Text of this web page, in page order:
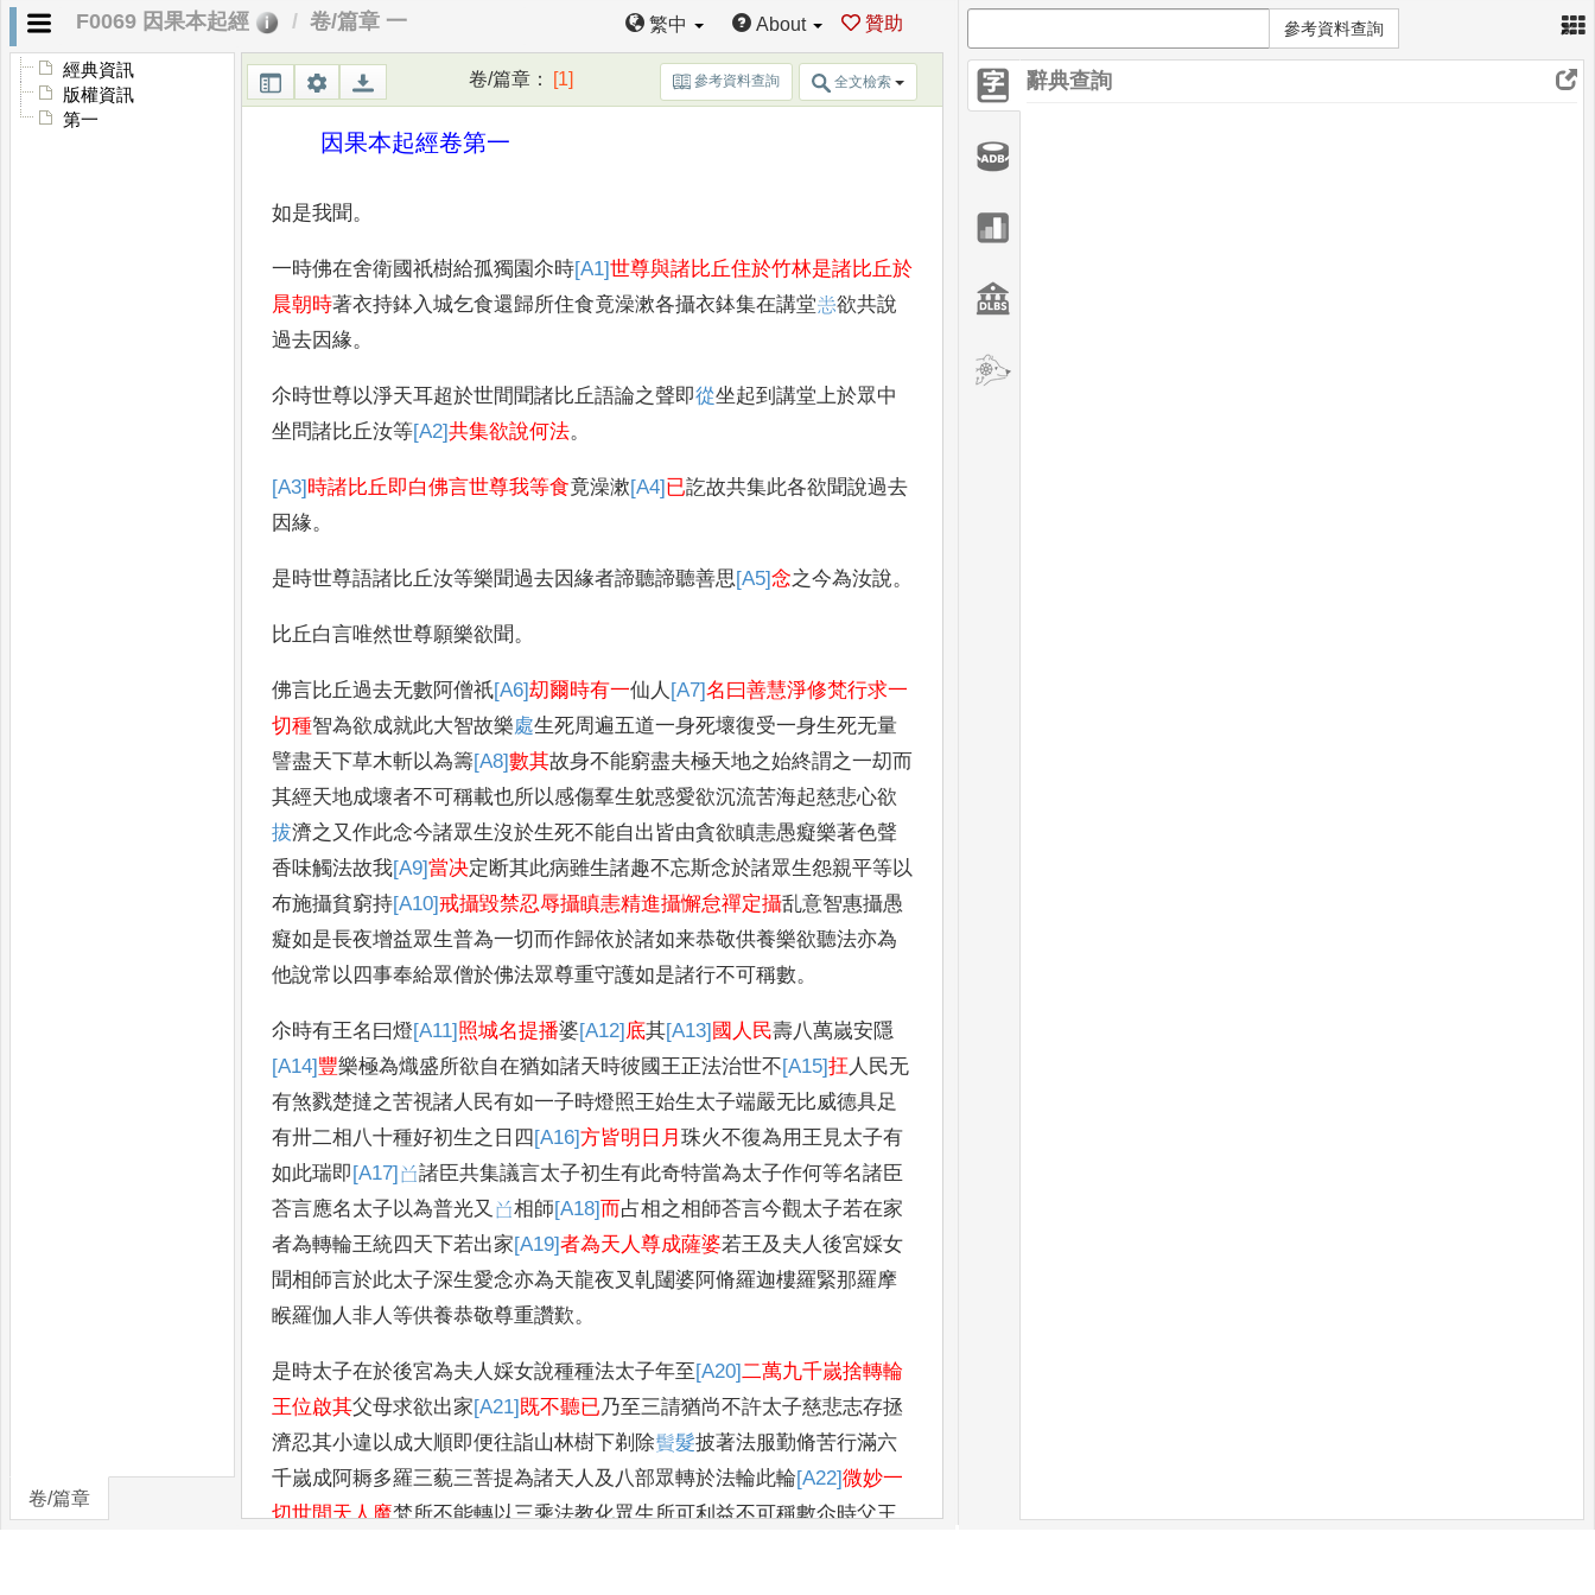
F0069 因果本起經 卷/篇章 一 繁中 About 贊助
經典資訊
版權資訊
第一
卷/篇章
卷/篇章 ： [1] 參考資料查詢 全文檢索
因果本起經卷第一
如是我聞。
一時佛在舍衛國祇樹給孤獨園尒時[A1]世尊與諸比丘住於竹林是諸比丘於
晨朝時著衣持鉢入城乞食還歸所住食竟澡漱各攝衣鉢集在講堂𭜧欲共說
過去因緣。
尒時世尊以淨天耳超於世間聞諸比丘語論之聲即從坐起到講堂上於眾中
坐問諸比丘汝等[A2]共集欲說何法。
[A3] 時諸比丘即白佛言世尊我等食竟澡漱[A4] 已訖故共集此各欲聞說過去
因緣。
是時世尊語諸比丘汝等樂聞過去因緣者諦聽諦聽善思[A5]念之今為汝說。
比丘白言唯然世尊願樂欲聞。
佛言比丘過去无數阿僧祇[A6]刧爾時有一仙人 [A7]名曰善慧淨修梵行求一
切種智為欲成就此大智故樂處生死周遍五道一身死壞復受一身生死无量
譬盡天下草木斬以為籌[A8]數其故身不能窮盡夫極天地之始終謂之一刧而
其經天地成壞者不可稱載也所以感傷羣生躭惑愛欲沉流苦海起慈悲心欲
拔濟之又作此念今諸眾生沒於生死不能自出皆由貪欲瞋恚愚癡樂著色聲
香味觸法故我[A9]當决定断其此病雖生諸趣不忘斯念於諸眾生怨親平等以
布施攝貧窮持[A10]戒攝毀禁忍辱攝瞋恚精進攝懈怠禪定攝乱意智惠攝愚
癡如是長夜增益眾生普為一切而作歸依於諸如来恭敬供養樂欲聽法亦為
他說常以四事奉給眾僧於佛法眾尊重守護如是諸行不可稱數。
尒時有王名曰燈[A11] 照城名提播婆[A12] 底其[A13] 國人民壽八萬嵗安隱
[A14] 豐樂極為熾盛所欲自在猶如諸天時彼國王正法治世不[A15]抂人民无
有煞戮楚撻之苦視諸人民有如一子時燈照王始生太子端嚴无比威德具足
有卅二相八十種好初生之日四 [A16]方皆明日月 珠火不復為用王見太子有
如此瑞即 [A17] 𠮦諸臣共集議言太子初生有此奇特當為太子作何等名諸臣
荅言應名太子以為普光又 𠮦相師[A18] 而占相之相師荅言今觀太子若在家
者為轉輪王統四天下若出家[A19]者為天人尊成薩婆若王及夫人後宮婇女
聞相師言於此太子深生愛念亦為天龍夜叉乹闥婆阿脩羅迦樓羅緊那羅摩
睺羅伽人非人等供養恭敬尊重讚歎。
是時太子在於後宮為夫人婇女說種種法太子年至 [A20]二萬九千嵗捨轉輪
王位啟其父母求欲出家[A21] 既不聽已乃至三請猶尚不許太子慈悲志存拯
濟忍其小違以成大順即便往詣山林樹下剃除䰅髮披著法服勤脩苦行滿六
千嵗成阿耨多羅三藐三菩提為諸天人及八部眾轉於法輪此輪[A22]微妙一
切世間天人魔梵所不能轉以三乘法教化眾生所可利益不可稱數尒時父王
×
參考資料查詢
辭典查詢